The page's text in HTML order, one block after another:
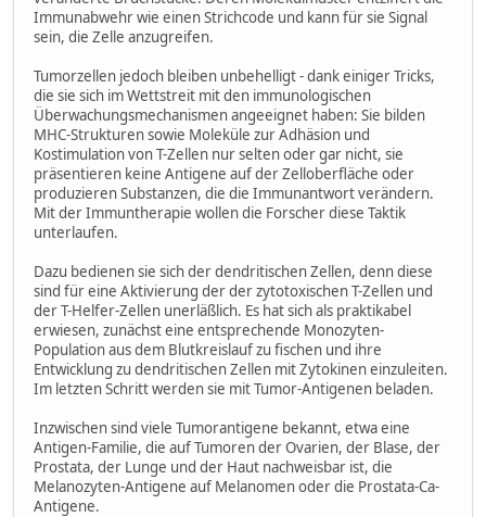
Immunabwehr wie einen Strichcode und kann für sie Signal
sein, die Zelle anzugreifen.
Tumorzellen jedoch bleiben unbehelligt - dank einiger Tricks,
die sie sich im Wettstreit mit den immunologischen
Überwachungsmechanismen angeeignet haben: Sie bilden
MHC-Strukturen sowie Moleküle zur Adhäsion und
Kostimulation von T-Zellen nur selten oder gar nicht, sie
präsentieren keine Antigene auf der Zelloberfläche oder
produzieren Substanzen, die die Immunantwort verändern.
Mit der Immuntherapie wollen die Forscher diese Taktik
unterlaufen.
Dazu bedienen sie sich der dendritischen Zellen, denn diese
sind für eine Aktivierung der der zytotoxischen T-Zellen und
der T-Helfer-Zellen unerläßlich. Es hat sich als praktikabel
erwiesen, zunächst eine entsprechende Monozyten-
Population aus dem Blutkreislauf zu fischen und ihre
Entwicklung zu dendritischen Zellen mit Zytokinen einzuleiten.
Im letzten Schritt werden sie mit Tumor-Antigenen beladen.
Inzwischen sind viele Tumorantigene bekannt, etwa eine
Antigen-Familie, die auf Tumoren der Ovarien, der Blase, der
Prostata, der Lunge und der Haut nachweisbar ist, die
Melanozyten-Antigene auf Melanomen oder die Prostata-Ca-
Antigene.